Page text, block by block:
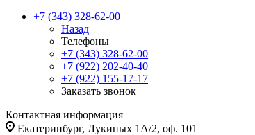
+7 (343) 328-62-00
Назад
Телефоны
+7 (343) 328-62-00
+7 (922) 202-40-40
+7 (922) 155-17-17
Заказать звонок
Контактная информация
Екатеринбург, Лукиных 1А/2, оф. 101